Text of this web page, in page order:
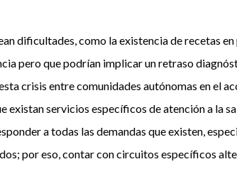
dificultades, como la existencia de recetas
pero que podrían implicar un retraso
crisis entre comunidades autónomas en el
existan servicios específicos de atención a la
a todas las demandas que existen,
por eso, contar con circuitos específicos